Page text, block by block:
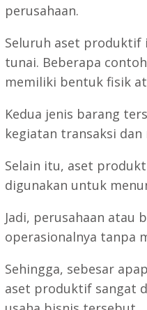
perusahaan.
Seluruh aset produktif
tunai. Beberapa
memiliki bentuk fisik
Kedua jenis barang
kegiatan transaksi dan
Selain itu, aset
digunakan untuk
Jadi, perusahaan atau
operasionalnya tanpa
Sehingga, sebesar
aset produktif sangat